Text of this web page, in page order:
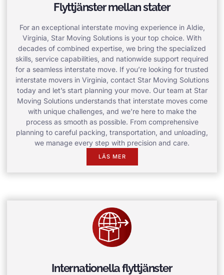
Flyttjänster mellan stater
For an exceptional interstate moving experience in Aldie,
Virginia, Star Moving Solutions is your top choice. With
decades of combined expertise, we bring the specialized
skills, service capabilities, and nationwide support required
for a seamless interstate move. If you’re looking for trusted
interstate movers in Virginia, contact Star Moving Solutions
today and let’s start planning your move. Our team at Star
Moving Solutions understands that interstate moves come
with unique challenges, and we’re here to make the
process as smooth as possible. From comprehensive
planning to careful packing, transportation, and unloading,
we manage every step with precision and care.
LÄS MER
Internationella flyttjänster